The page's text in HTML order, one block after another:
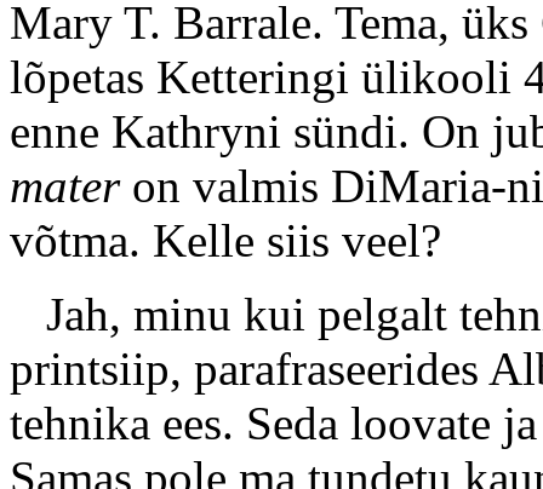
Mary T. Barrale. Tema,
lõpetas Ketteringi ülikooli
enne Kathryni sündi. On
materon valmis DiMaria-
võtma. Kelle siis veel?
Jah, minu kui pelgalt
printsiip, parafraseerides
tehnika ees. Seda loovate
Samas pole ma tundetu